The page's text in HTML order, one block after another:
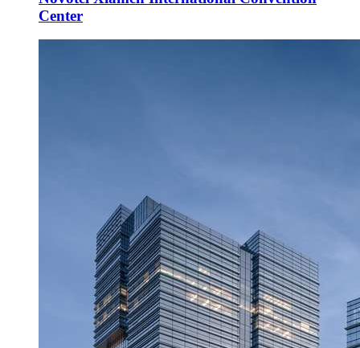
Center